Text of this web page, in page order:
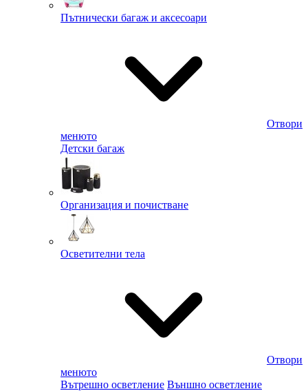
Пътнически багаж и аксесоари
Отвори
менюто
Детски багаж
Организация и почистване
Осветителни тела
Отвори
менюто
Вътрешно осветление Външно осветление